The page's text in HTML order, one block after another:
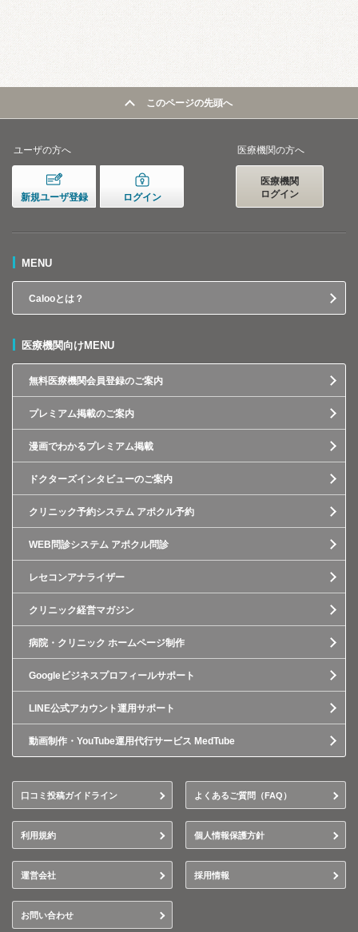
このページの先頭へ
ユーザの方へ
新規ユーザ登録 ログイン
医療機関の方へ
医療機関
ログイン
MENU
Calooとは？
医療機関向けMENU
無料医療機関会員登録のご案内
プレミアム掲載のご案内
漫画でわかるプレミアム掲載
ドクターズインタビューのご案内
クリニック予約システム アポクル予約
WEB問診システム アポクル問診
レセコンアナライザー
クリニック経営マガジン
病院・クリニック ホームページ制作
Googleビジネスプロフィールサポート
LINE公式アカウント運用サポート
動画制作・YouTube運用代行サービス MedTube
口コミ投稿ガイドライン よくあるご質問（FAQ）
利用規約 個人情報保護方針
運営会社 採用情報
お問い合わせ